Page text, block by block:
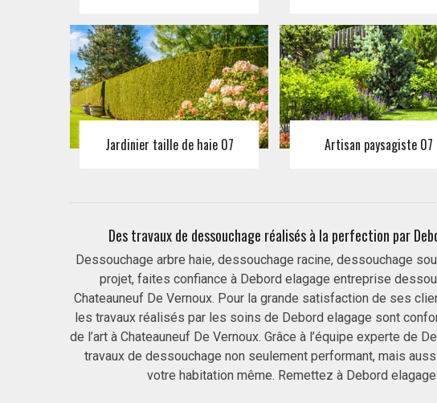
Jardinier taille de haie 07 Artisan paysagiste 07
Des travaux de dessouchage réalisés à la perfection par
Dessouchage arbre haie, dessouchage racine, dessouchage
projet, faites confiance à Debord elagage entreprise
Chateauneuf De Vernoux. Pour la grande satisfaction de ses
les travaux réalisés par les soins de Debord elagage sont
de l’art à Chateauneuf De Vernoux. Grâce à l’équipe experte de
travaux de dessouchage non seulement performant, mais
votre habitation même. Remettez à Debord